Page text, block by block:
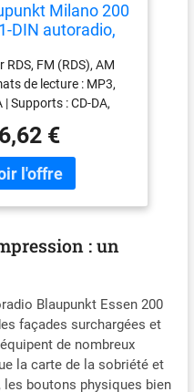
Milano 200
DIN autoradio,
Libres, USB,
auxiliaire,
Watts, 12V
RDS, FM (RDS), AM
de lecture : MP3,
| Supports : CD-DA,
depuis une clé USB
à 9 chiffres | Modes
sélectionnables
: CD-DA, CD-R,
USB Bluetooth
(HFP, A2DP)
intégré | Port
et entrée auxiliaire en
Puissance max. 4 x
préamplificateur
Préréglages
€
: un
Blaupunkt Essen 200
façades surchargées et
de nombreux
la carte de la sobriété et
boutons physiques bien